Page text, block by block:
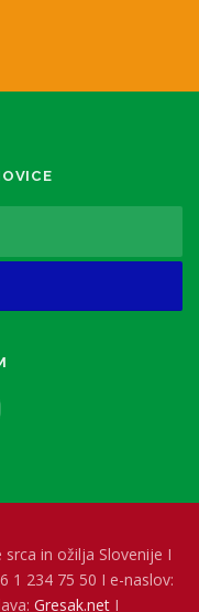
in ožilja Slovenije I
1 234 75 50 I e-naslov:
Gresak.net I